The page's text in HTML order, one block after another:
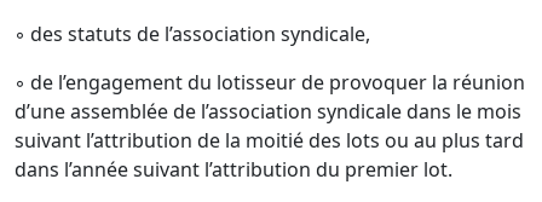
◦ des statuts de l’association syndicale,
◦ de l’engagement du lotisseur de provoquer la réunion
d’une assemblée de l’association syndicale dans le mois
suivant l’attribution de la moitié des lots ou au plus tard
dans l’année suivant l’attribution du premier lot.